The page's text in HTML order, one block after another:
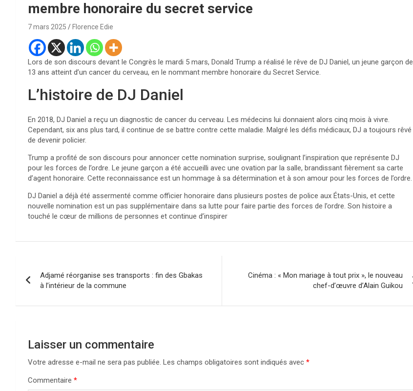
membre honoraire du secret service
7 mars 2025 Florence Edie
Lors de son discours devant le Congrès le mardi 5 mars, Donald Trump a réalisé le rêve de DJ Daniel, un jeune garçon de
13 ans atteint d’un cancer du cerveau, en le nommant membre honoraire du Secret Service.
L’histoire de DJ Daniel
En 2018, DJ Daniel a reçu un diagnostic de cancer du cerveau. Les médecins lui donnaient alors cinq mois à vivre.
Cependant, six ans plus tard, il continue de se battre contre cette maladie. Malgré les défis médicaux, DJ a toujours rêvé
de devenir policier.
Trump a profité de son discours pour annoncer cette nomination surprise, soulignant l’inspiration que représente DJ
pour les forces de l’ordre. Le jeune garçon a été accueilli avec une ovation par la salle, brandissant fièrement sa carte
d’agent honoraire. Cette reconnaissance est un hommage à sa détermination et à son amour pour les forces de l’ordre.
DJ Daniel a déjà été assermenté comme officier honoraire dans plusieurs postes de police aux États-Unis, et cette
nouvelle nomination est un pas supplémentaire dans sa lutte pour faire partie des forces de l’ordre. Son histoire a
touché le cœur de millions de personnes et continue d’inspirer
de
l’article
Adjamé réorganise ses transports : fin des Gbakas
à l’intérieur de la commune
Cinéma : « Mon mariage à tout prix », le nouveau
chef-d’œuvre d’Alain Guikou
Laisser un commentaire
Votre adresse e-mail ne sera pas publiée. Les champs obligatoires sont indiqués avec *
Commentaire *